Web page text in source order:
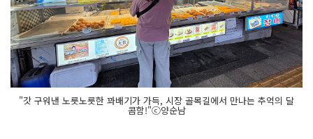
"갓 구워낸 노릇노릇한 꽈배기가 가득, 시장 골목길에서 만나는 추억의 달
콤함!"ⓒ양순남